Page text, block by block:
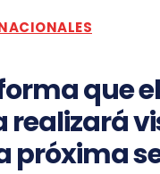
que
realizará
próxima